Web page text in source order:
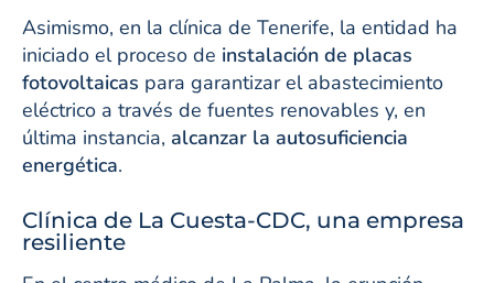
Asimismo, en la clínica de Tenerife, la entidad ha
iniciado el proceso de instalación de placas
fotovoltaicas para garantizar el abastecimiento
eléctrico a través de fuentes renovables y, en
última instancia, alcanzar la autosuficiencia
energética.
Clínica de La Cuesta-CDC, una empresa
resiliente